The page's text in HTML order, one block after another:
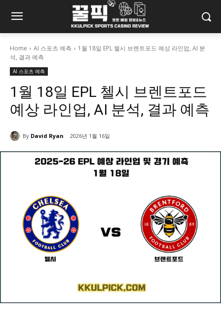
Home AI 스포츠 예측
1월 18일 EPL 첼시 브렌트포드 예상 라인업, AI 분
석, 결과 예측
AI 스포츠 예측
1월 18일 EPL 첼시 브렌트포드
예상 라인업, AI 분석, 결과 예측
By David Ryan 2026년 1월 16일